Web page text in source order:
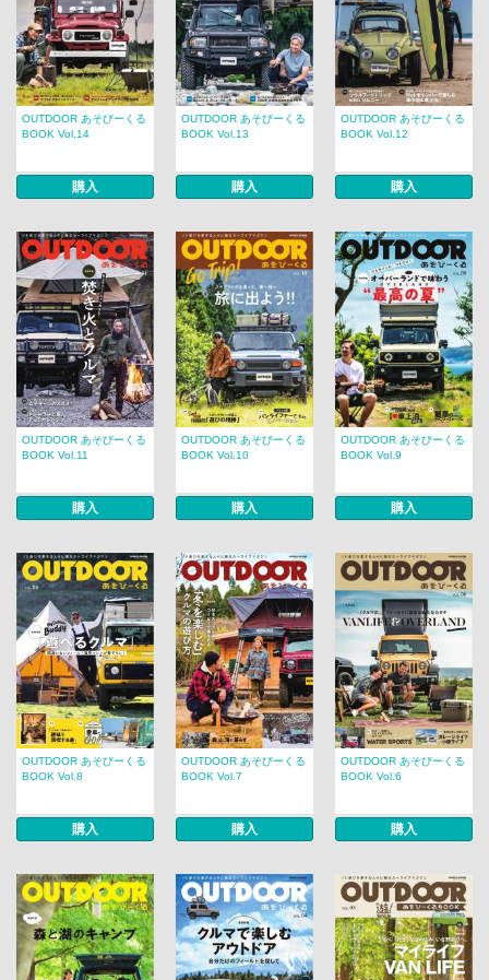
OUTDOOR あそびーくる
BOOK Vol.14
購入
OUTDOOR あそびーくる
BOOK Vol.13
購入
OUTDOOR あそびーくる
BOOK Vol.12
購入
OUTDOOR あそびーくる
BOOK Vol.11
購入
OUTDOOR あそびーくる
BOOK Vol.10
購入
OUTDOOR あそびーくる
BOOK Vol.9
購入
OUTDOOR あそびーくる
BOOK Vol.8
購入
OUTDOOR あそびーくる
BOOK Vol.7
購入
OUTDOOR あそびーくる
BOOK Vol.6
購入